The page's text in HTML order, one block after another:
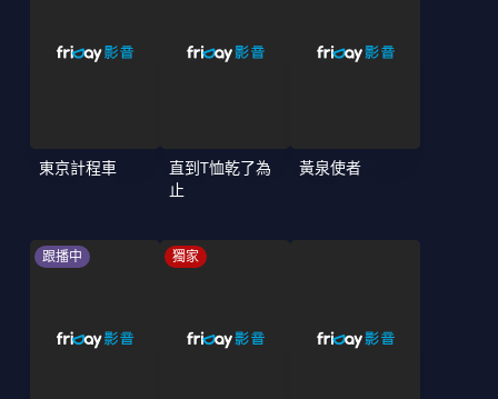
東京計程車
直到T恤乾了為
止
黃泉使者
跟播中 獨家